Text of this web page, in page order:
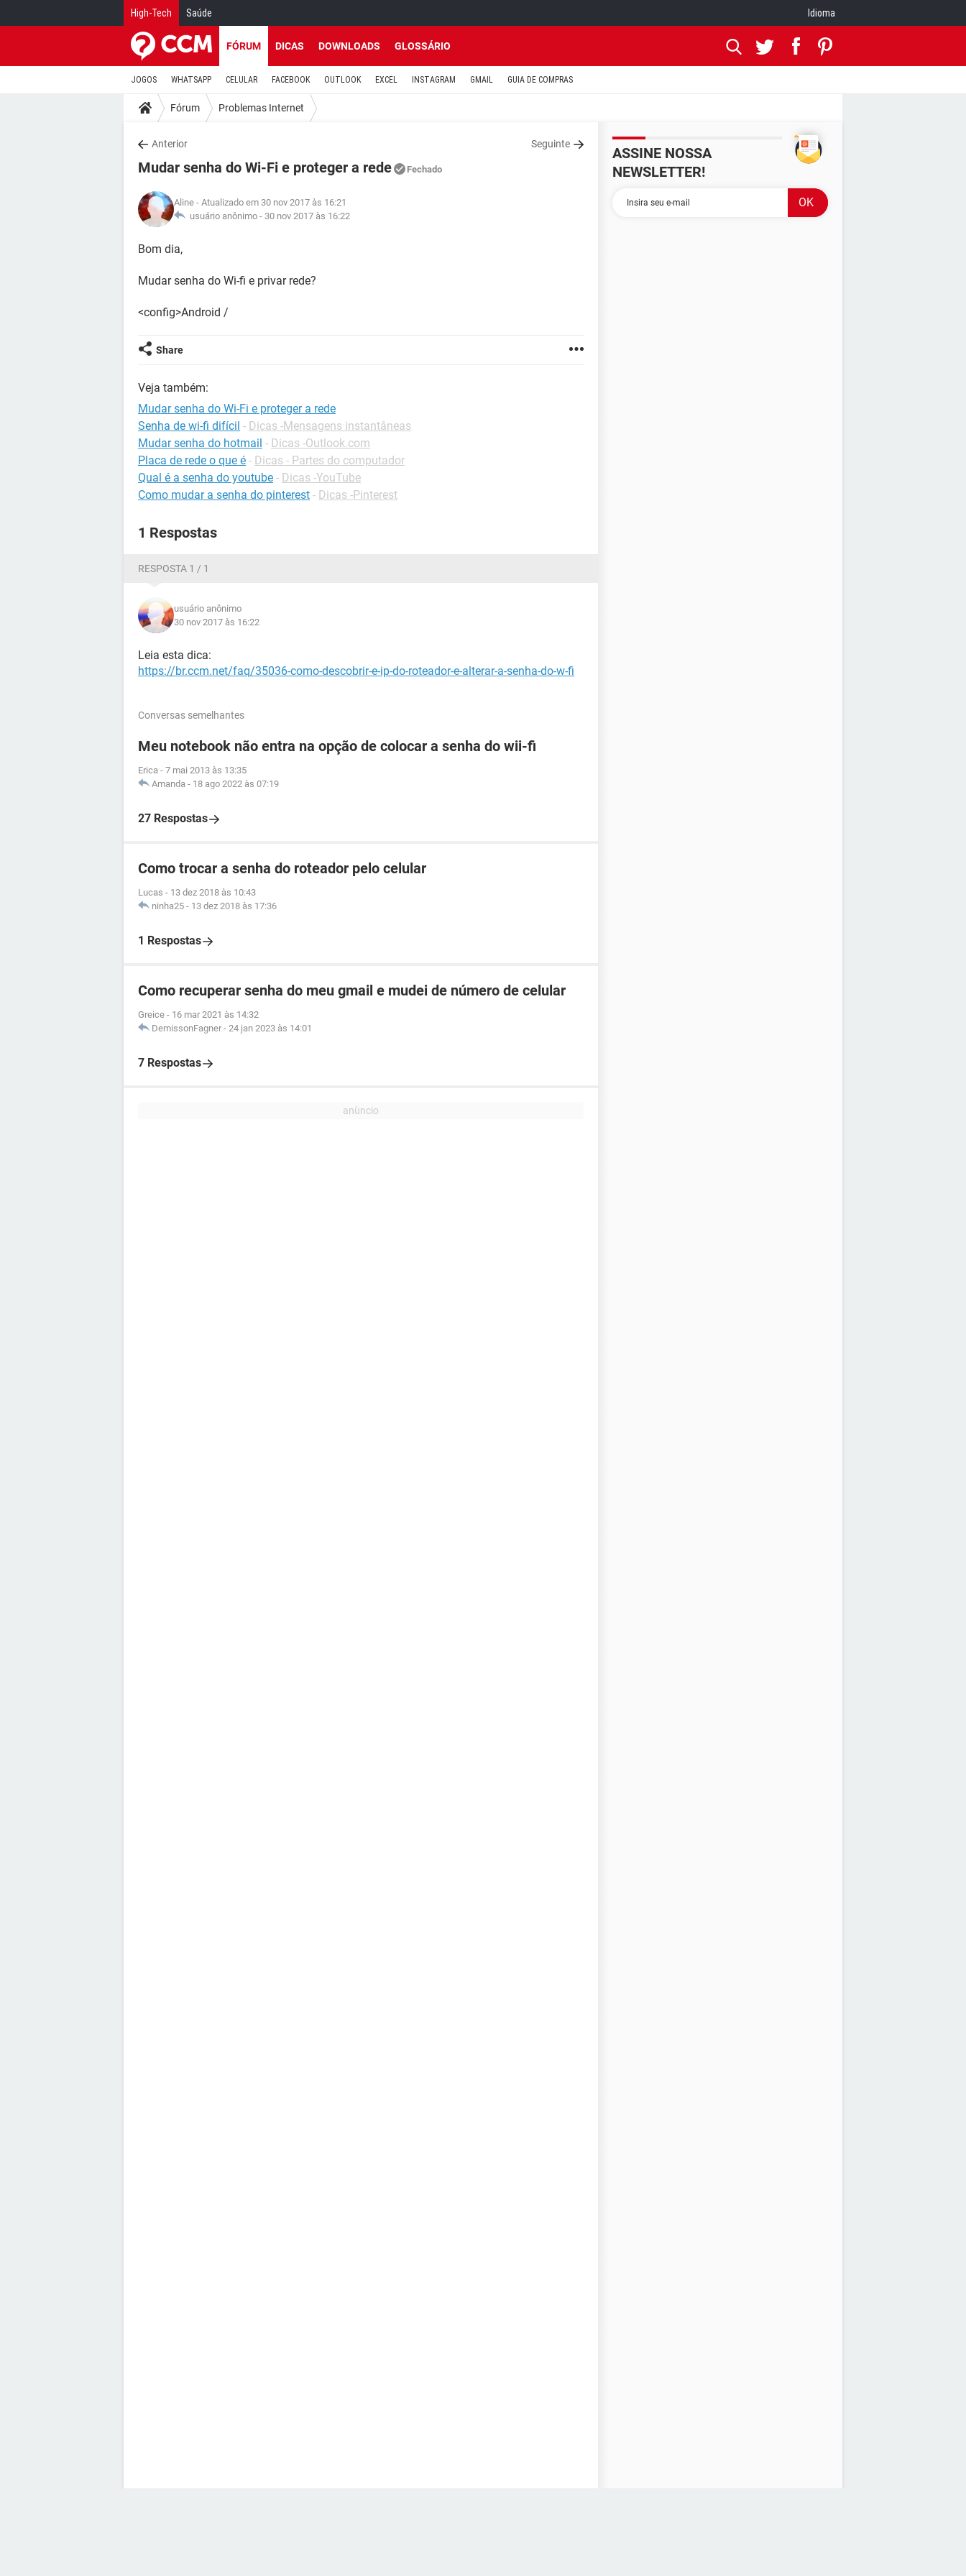
High-Tech Saúde Idioma
FÓRUM DICAS DOWNLOADS GLOSSÁRIO
JOGOS WHATSAPP CELULAR FACEBOOK OUTLOOK EXCEL INSTAGRAM GMAIL GUIA DE COMPRAS
Fórum Problemas Internet
Anterior Seguinte
Mudar senha do Wi-Fi e proteger a rede Fechado
Aline - Atualizado em 30 nov 2017 às 16:21
usuário anônimo - 30 nov 2017 às 16:22
Bom dia,
Mudar senha do Wi-fi e privar rede?
<config>Android /
Share
Veja também:
Mudar senha do Wi-Fi e proteger a rede
Senha de wi-fi difícil - Dicas -Mensagens instantâneas
Mudar senha do hotmail - Dicas -Outlook.com
Placa de rede o que é - Dicas - Partes do computador
Qual é a senha do youtube - Dicas -YouTube
Como mudar a senha do pinterest - Dicas -Pinterest
1 Respostas
RESPOSTA 1 / 1
usuário anônimo
30 nov 2017 às 16:22
Leia esta dica:
https://br.ccm.net/faq/35036-como-descobrir-e-ip-do-roteador-e-alterar-a-senha-do-w-fi
Conversas semelhantes
Meu notebook não entra na opção de colocar a senha do wii-fi
Erica - 7 mai 2013 às 13:35
Amanda - 18 ago 2022 às 07:19
27 Respostas
Como trocar a senha do roteador pelo celular
Lucas - 13 dez 2018 às 10:43
ninha25 - 13 dez 2018 às 17:36
1 Respostas
Como recuperar senha do meu gmail e mudei de número de celular
Greice - 16 mar 2021 às 14:32
DemissonFagner - 24 jan 2023 às 14:01
7 Respostas
ASSINE NOSSA
NEWSLETTER!